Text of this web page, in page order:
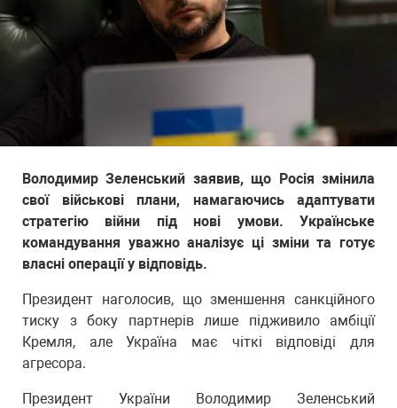
Володимир Зеленський заявив, що Росія змінила
свої військові плани, намагаючись адаптувати
стратегію війни під нові умови. Українське
командування уважно аналізує ці зміни та готує
власні операції у відповідь.
Президент наголосив, що зменшення санкційного
тиску з боку партнерів лише підживило амбіції
Кремля, але Україна має чіткі відповіді для
агресора.
Президент України Володимир Зеленський